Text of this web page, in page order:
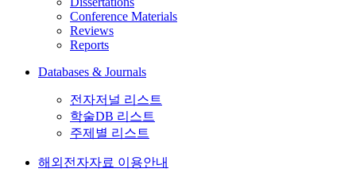
Conference Materials
Reviews
Reports
Databases & Journals
전자저널 리스트
학술DB 리스트
주제별 리스트
해외전자자료 이용안내